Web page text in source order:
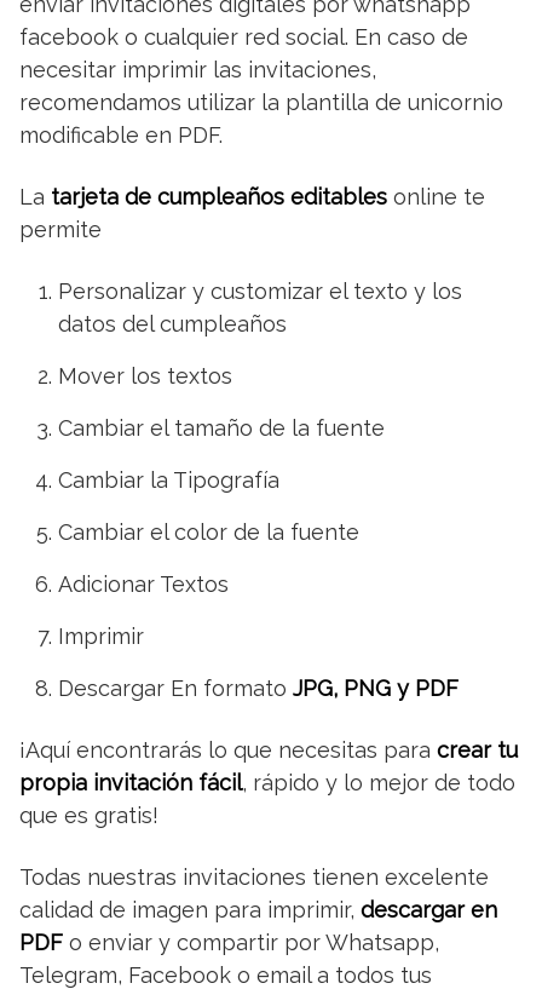
facebook o cualquier red social. En caso de
necesitar imprimir las invitaciones,
recomendamos utilizar la plantilla de unicornio
modificable en PDF.
La tarjeta de cumpleaños editables online te
permite
Personalizar y customizar el texto y los
datos del cumpleaños
Mover los textos
Cambiar el tamaño de la fuente
Cambiar la Tipografía
Cambiar el color de la fuente
Adicionar Textos
Imprimir
Descargar En formato JPG, PNG y PDF
¡Aquí encontrarás lo que necesitas para crear tu
propia invitación fácil, rápido y lo mejor de todo
que es gratis!
Todas nuestras invitaciones tienen excelente
calidad de imagen para imprimir, descargar en
PDF o enviar y compartir por Whatsapp,
Telegram, Facebook o email a todos tus